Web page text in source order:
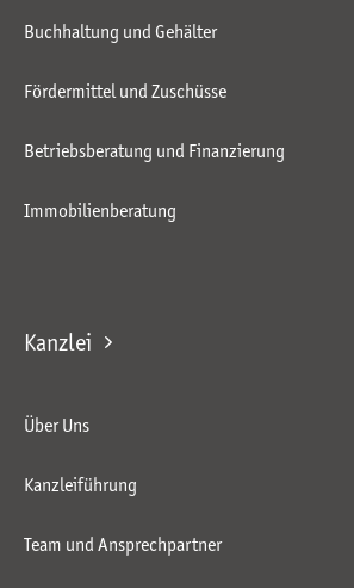
Buchhaltung und Gehälter
Fördermittel und Zuschüsse
Betriebsberatung und Finanzierung
Immobilienberatung
Kanzlei
Über Uns
Kanzleiführung
Team und Ansprechpartner